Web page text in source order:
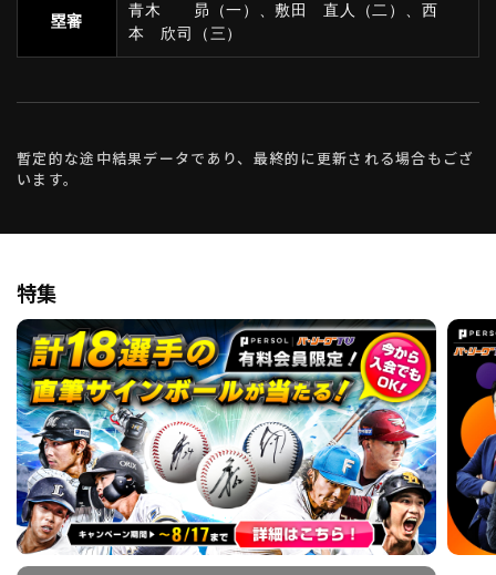
塁審
青木 昴（一）、敷田 直人（二）、西
本 欣司（三）
暫定的な途中結果データであり、最終的に更新される場合もござ
います。
特集